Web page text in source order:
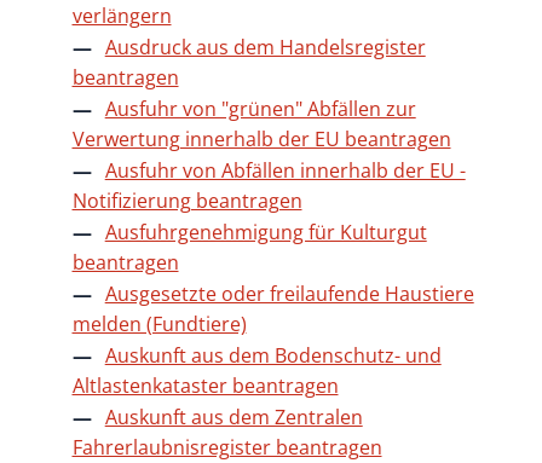
verlängern
Ausdruck aus dem Handelsregister
beantragen
Ausfuhr von "grünen" Abfällen zur
Verwertung innerhalb der EU beantragen
Ausfuhr von Abfällen innerhalb der EU -
Notifizierung beantragen
Ausfuhrgenehmigung für Kulturgut
beantragen
Ausgesetzte oder freilaufende Haustiere
melden (Fundtiere)
Auskunft aus dem Bodenschutz- und
Altlastenkataster beantragen
Auskunft aus dem Zentralen
Fahrerlaubnisregister beantragen